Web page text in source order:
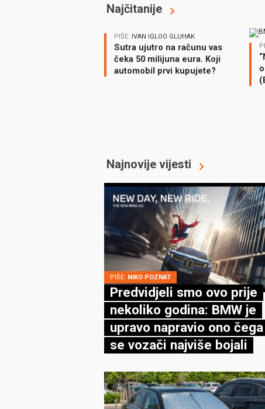
Najčitanije
PIŠE: IVAN IGLOO GLUHAK
Sutra ujutro na računu vas
čeka 50 milijuna eura. Koji
automobil prvi kupujete?
Najnovije vijesti
PIŠE: NIKO POZNAT
Predvidjeli smo ovo prije
nekoliko godina: BMW je
upravo napravio ono
se vozači najviše bojali